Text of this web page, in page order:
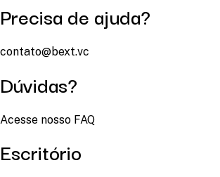
Precisa de ajuda?
contato@bext.vc
Dúvidas?
Acesse nosso FAQ
Escritório